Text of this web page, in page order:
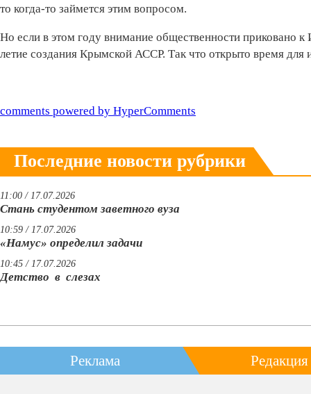
то когда-то займется этим вопросом.
Но если в этом году внимание общественности приковано
летие создания Крымской АССР. Так что открыто время для
comments powered by HyperComments
Последние новости рубрики
11:00 / 17.07.2026
Стань студентом заветного вуза
10:59 / 17.07.2026
«Намус» определил задачи
10:45 / 17.07.2026
Детство в слезах
Реклама Редакция